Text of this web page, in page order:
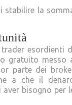
stabilire la
esordienti
gratuito messo
parte dei
a che il
bisogno per